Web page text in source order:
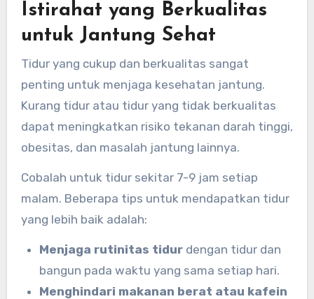
Istirahat yang Berkualitas
untuk Jantung Sehat
Tidur yang cukup dan berkualitas sangat
penting untuk menjaga kesehatan jantung.
Kurang tidur atau tidur yang tidak berkualitas
dapat meningkatkan risiko tekanan darah tinggi,
obesitas, dan masalah jantung lainnya.
Cobalah untuk tidur sekitar 7-9 jam setiap
malam. Beberapa tips untuk mendapatkan tidur
yang lebih baik adalah:
Menjaga rutinitas tidurdengan tidur dan
bangun pada waktu yang sama setiap hari.
Menghindari makanan berat atau kafein